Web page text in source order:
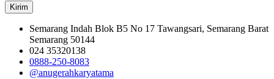
Kirim
Semarang Indah Blok B5 No 17 Tawangsari, Semarang Barat
Semarang 50144
024 35320138
0888-250-8083
@anugerahkaryatama